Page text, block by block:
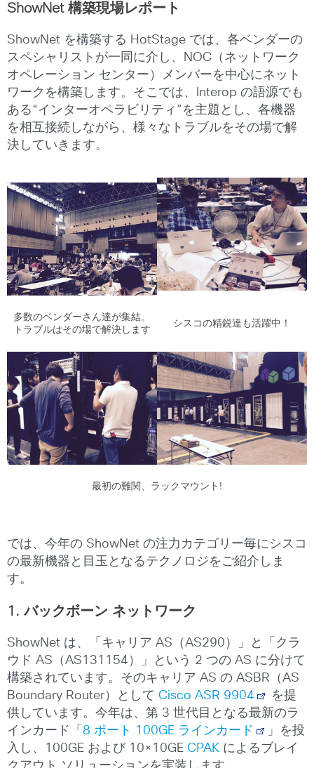
ShowNet 構築現場レポート
ShowNet を構築する HotStage では、各ベンダーの
スペシャリストが一同に介し、NOC（ネットワーク
オペレーション センター）メンバーを中心にネット
ワークを構築します。そこでは、Interop の語源でも
ある“インターオペラビリティ”を主題とし、各機器
を相互接続しながら、様々なトラブルをその場で解
決していきます。
多数のベンダーさん達が集結。
トラブルはその場で解決します
シスコの精鋭達も活躍中！
最初の難関、ラックマウント!
では、今年の ShowNet の注力カテゴリー毎にシスコ
の最新機器と目玉となるテクノロジをご紹介しま
す。
1. バックボーン ネットワーク
ShowNet は、「キャリア AS（AS290）」と「クラ
ウド AS（AS131154）」という 2 つの AS に分けて
構築されています。そのキャリア AS の ASBR（AS
Boundary Router）として Cisco ASR 9904
を提
供しています。今年は、第 3 世代目となる最新のラ
インカード「 8 ポート 100GE ラインカード
」を投
入し、100GE および 10×10GE CPAK によるブレイ